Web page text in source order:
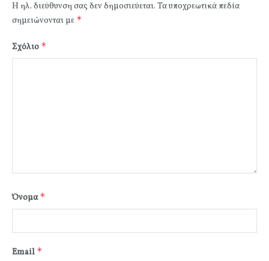
Η ηλ. διεύθυνση σας δεν δημοσιεύεται. Τα υποχρεωτικά πεδία
σημειώνονται με *
Σχόλιο *
Όνομα*
Email *